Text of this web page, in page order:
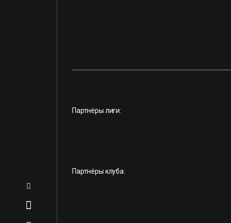
Партнёры лиги:
Партнёры клуба: